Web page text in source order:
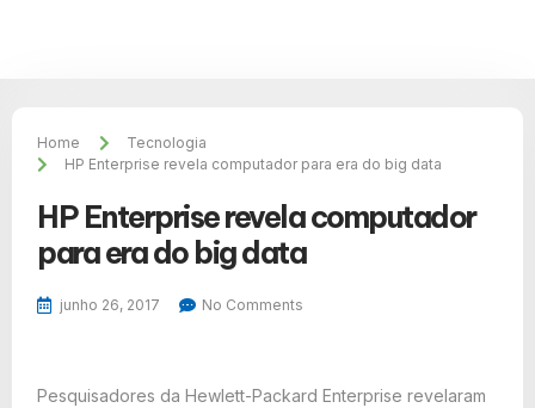
Home
Tecnologia
HP Enterprise revela computador para era do big data
HP Enterprise revela computador
para era do big data
junho 26, 2017 No Comments
Pesquisadores da Hewlett-Packard Enterprise revelaram